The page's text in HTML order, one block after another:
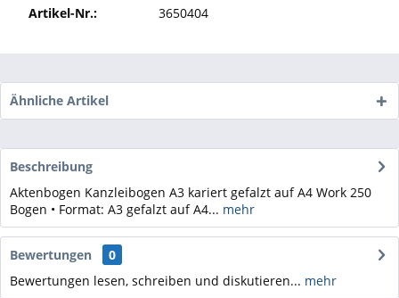
Artikel-Nr.: 3650404
Ähnliche Artikel
Beschreibung
Aktenbogen Kanzleibogen A3 kariert gefalzt auf A4 Work 250
Bogen • Format: A3 gefalzt auf A4... mehr
Bewertungen
0
Bewertungen lesen, schreiben und diskutieren... mehr